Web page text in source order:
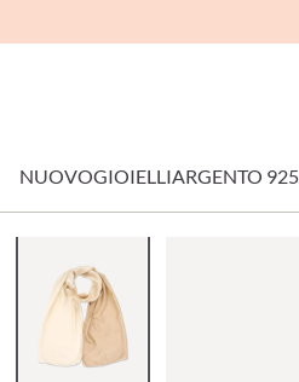
NUOVOGIOIELLIARGENTO 925